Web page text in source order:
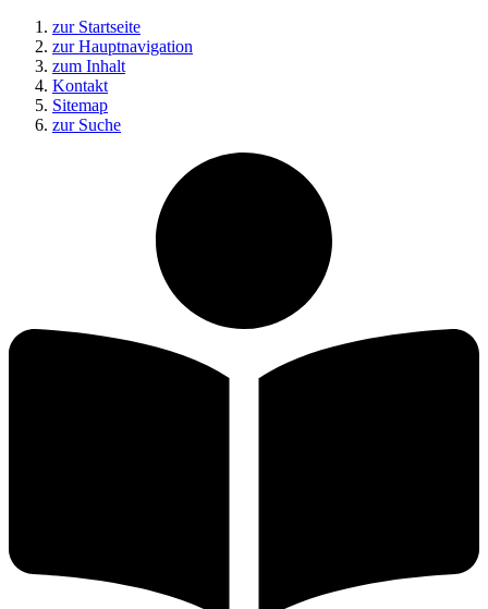
zur Startseite
zur Hauptnavigation
zum Inhalt
Kontakt
Sitemap
zur Suche